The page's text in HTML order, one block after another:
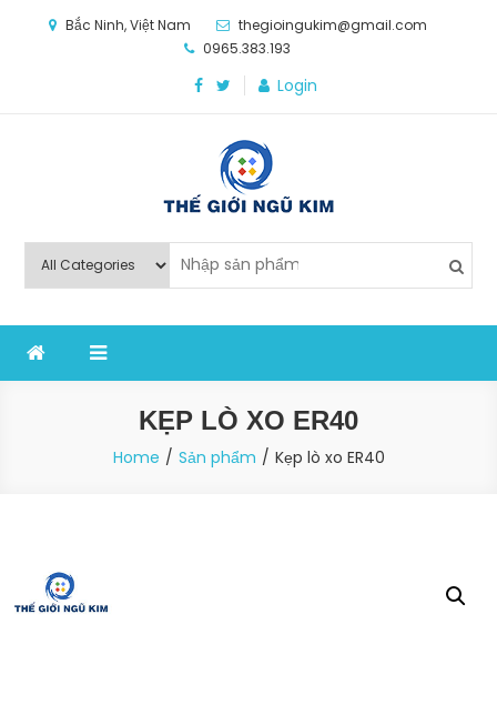
Bắc Ninh, Việt Nam
thegioingukim@gmail.com
0965.383.193
Login
Thế Giới Ngũ Kim
nghiệp sản xuất
KẸP LÒ XO ER40
Home Sản phẩm Kẹp lò xo ER40